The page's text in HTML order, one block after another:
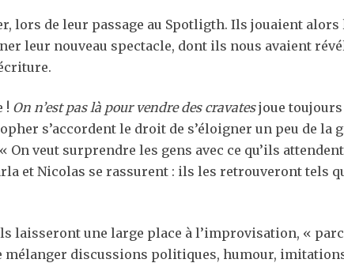
lors de leur passage au Spotligth. Ils jouaient
leur nouveau spectacle, dont ils nous avaient
! On n’est pas là pour vendre des cravatesjoue toujours
s’accordent le droit de s’éloigner un peu de la
On veut surprendre les gens avec ce qu’ils
et Nicolas se rassurent : ils les retrouveront tels
laisseront une large place à l’improvisation, «
mélanger discussions politiques, humour,